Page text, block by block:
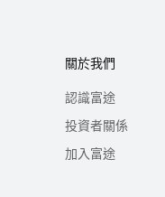
關於我們
認識富途
投資者關係
加入富途